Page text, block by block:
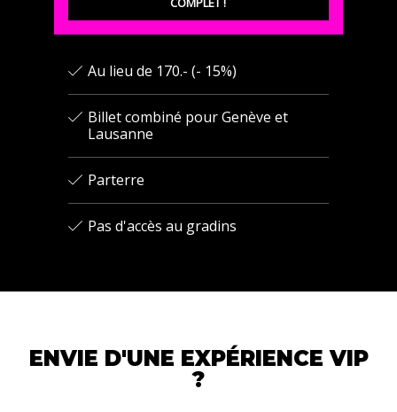
Au lieu de 170.- (- 15%)
Billet combiné pour Genève et
Lausanne
Parterre
Pas d'accès au gradins
ENVIE D'UNE EXPÉRIENCE VIP
?